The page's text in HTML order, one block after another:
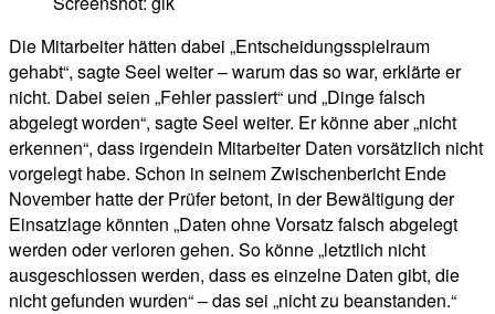
Die Mitarbeiter hätten dabei „Entscheidungsspielraum
gehabt“, sagte Seel weiter – warum das so war, erklärte er
nicht. Dabei seien „Fehler passiert“ und „Dinge falsch
abgelegt worden“, sagte Seel weiter. Er könne aber „nicht
erkennen“, dass irgendein Mitarbeiter Daten vorsätzlich nicht
vorgelegt habe. Schon in seinem Zwischenbericht Ende
November hatte der Prüfer betont, in der Bewältigung der
Einsatzlage könnten „Daten ohne Vorsatz falsch abgelegt
werden oder verloren gehen. So könne „letztlich nicht
ausgeschlossen werden, dass es einzelne Daten gibt, die
nicht gefunden wurden“ – das sei „nicht zu beanstanden.“